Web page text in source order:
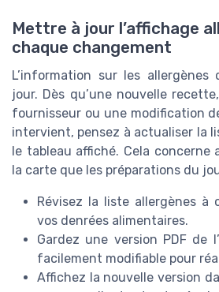
Mettre à jour l’affichage
chaque changement
L’information sur les
jour. Dès qu’une nouvelle
fournisseur ou une modification
intervient, pensez à actualiser la
le tableau affiché. Cela concerne
la carte que les préparations du
Révisez la liste allergènes à
vos denrées alimentaires.
Gardez une version PDF de
facilement modifiable pour
Affichez la nouvelle version